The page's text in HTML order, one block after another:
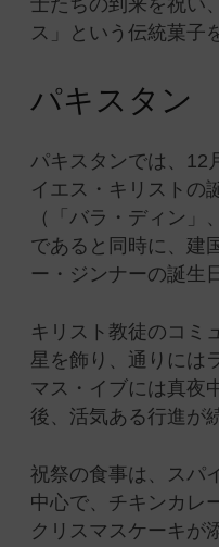
ス」という伝統菓子
パキスタン
パキスタンでは、12
イエス・キリストの
（「バラ・ディン」
であると同時に、建
ー・ジンナーの誕生
キリスト教徒のコミ
星を飾り、通りには
マス・イブには真夜
後、活気ある行進が
祝祭の食事は、スパ
中心で、チキンカレ
クリスマスケーキが